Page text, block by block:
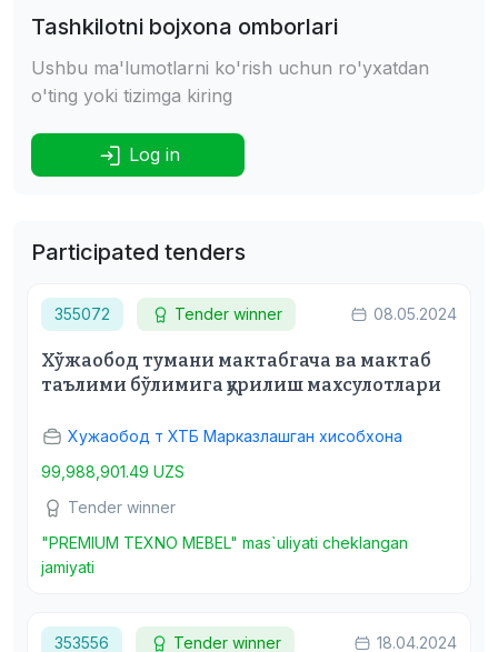
Tashkilotni bojxona omborlari
Ushbu ma'lumotlarni ko'rish uchun ro'yxatdan
o'ting yoki tizimga kiring
Log in
Participated tenders
355072 Tender winner 08.05.2024
Хўжаобод тумани мактабгача ва мактаб
таълими бўлимига қурилиш махсулотлари
Хужаобод т ХТБ Марказлашган хисобхона
99,988,901.49 UZS
Tender winner
"PREMIUM TEXNO MEBEL" mas`uliyati cheklangan
jamiyati
353556 Tender winner 18.04.2024